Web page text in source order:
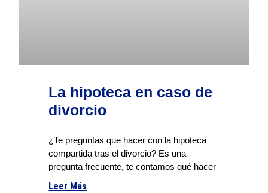
La hipoteca en caso de
divorcio
¿Te preguntas que hacer con la hipoteca
compartida tras el divorcio? Es una
pregunta frecuente, te contamos qué hacer
Leer Más